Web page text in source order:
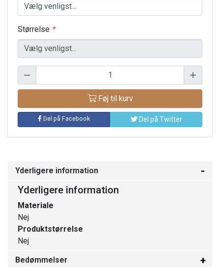
Størrelse *
Føj til kurv
Del på Facebook Del på Twitter
Yderligere information
Yderligere information
Materiale
Nej
Produktstørrelse
Nej
Bedømmelser